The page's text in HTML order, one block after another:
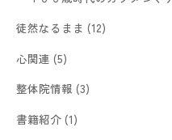
徒然なるまま (12)
心関連 (5)
整体院情報 (3)
書籍紹介 (1)